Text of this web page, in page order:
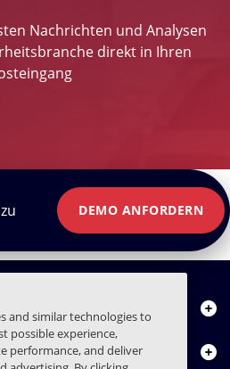
Nachrichten und Analysen
direkt in Ihren
DEMO ANFORDERN
and similar technologies to
possible experience,
performance, and deliver